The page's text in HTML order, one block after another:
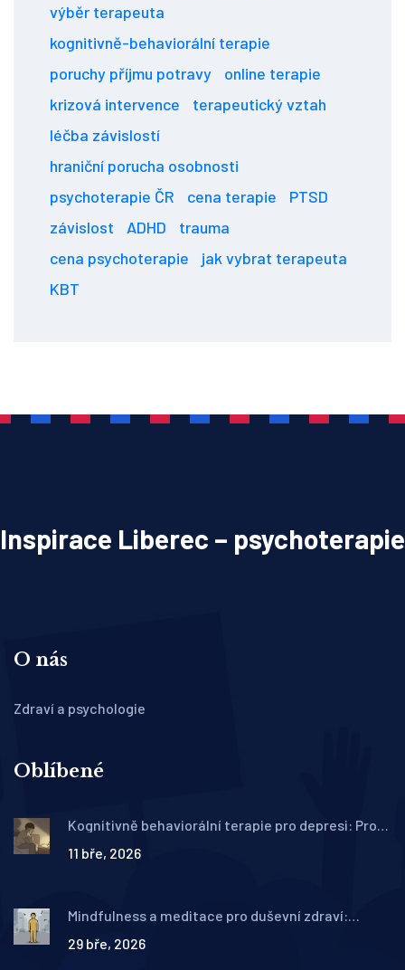
výběr terapeuta
kognitivně-behaviorální terapie
poruchy příjmu potravy
online terapie
krizová intervence
terapeutický vztah
léčba závislostí
hraniční porucha osobnosti
psychoterapie ČR
cena terapie
PTSD
závislost
ADHD
trauma
cena psychoterapie
jak vybrat terapeuta
KBT
Inspirace Liberec – psychoterapie
O nás
Zdraví a psychologie
Oblíbené
Kognitivně behaviorální terapie pro depresi: Proč
11 bře, 2026
Mindfulness a meditace pro duševní zdraví:
29 bře, 2026